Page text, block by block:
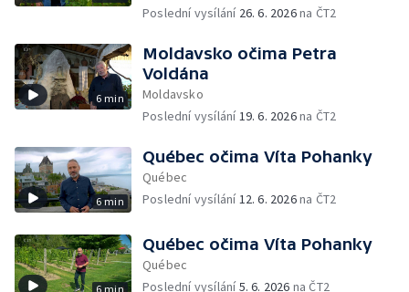
Poslední vysílání 26. 6. 2026na ČT2
6 min
Moldavsko očima Petra
Voldána
Moldavsko
Poslední vysílání19. 6. 2026na ČT2
6 min
Québec očima Víta Pohanky
Québec
Poslední vysílání12. 6. 2026na ČT2
6 min
Québec očima Víta Pohanky
Québec
Poslední vysílání5. 6. 2026 na ČT2